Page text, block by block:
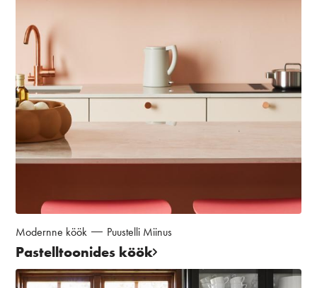
Modernne köök Puustelli Miinus
Pastelltoonides köök